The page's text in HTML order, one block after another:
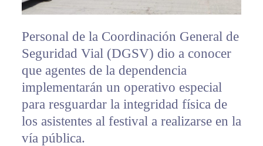
Personal de la Coordinación General de
Seguridad Vial (DGSV) dio a conocer
que agentes de la dependencia
implementarán un operativo especial
para resguardar la integridad física de
los asistentes al festival a realizarse en la
vía pública.